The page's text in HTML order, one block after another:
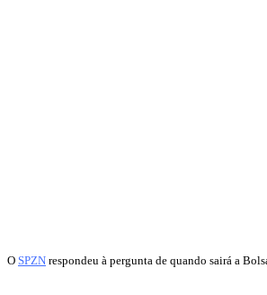
O SPZN respondeu à pergunta de quando sairá a